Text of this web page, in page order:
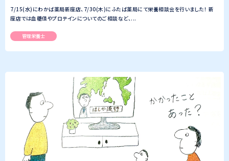
7/15(水)にわかば薬局新座店、7/30(木)にふたば薬局にて栄養相談会を行いました！ 新
座店では血糖値やプロテインについてのご相談など、...
管理栄養士